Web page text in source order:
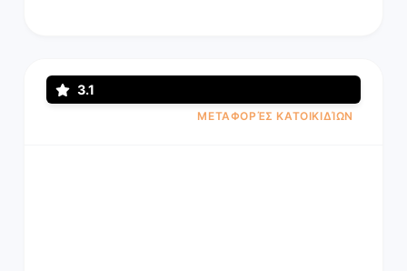
3.1
ΜΕΤΑΦΟΡΈΣ ΚΑΤΟΙΚΙΔΊΩΝ